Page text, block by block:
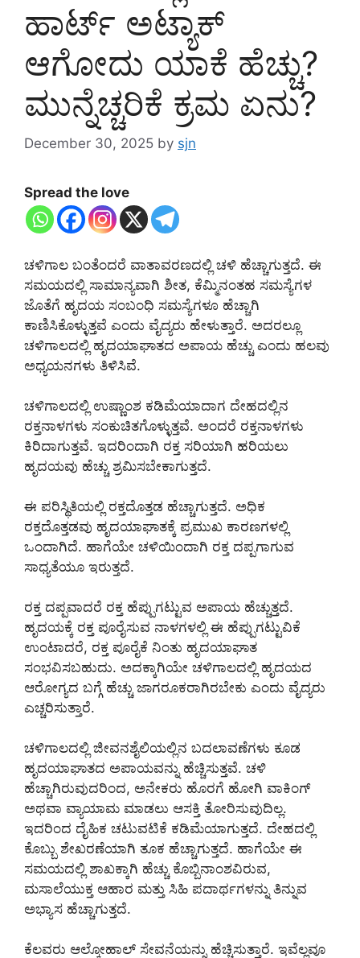
ಹಾರ್ಟ್ ಅಟ್ಯಾಕ್
ಆಗೋದು ಯಾಕೆ ಹೆಚ್ಚು?
ಮುನ್ನೆಚ್ಚರಿಕೆ ಕ್ರಮ ಏನು?
December 30, 2025 by sjn
Spread the love
ಚಳಿಗಾಲ ಬಂತೆಂದರೆ ವಾತಾವರಣದಲ್ಲಿ ಚಳಿ ಹೆಚ್ಚಾಗುತ್ತದೆ. ಈ
ಸಮಯದಲ್ಲಿ ಸಾಮಾನ್ಯವಾಗಿ ಶೀತ, ಕೆಮ್ಮಿನಂತಹ ಸಮಸ್ಯೆಗಳ
ಜೊತೆಗೆ ಹೃದಯ ಸಂಬಂಧಿ ಸಮಸ್ಯೆಗಳೂ ಹೆಚ್ಚಾಗಿ
ಕಾಣಿಸಿಕೊಳ್ಳುತ್ತವೆ ಎಂದು ವೈದ್ಯರು ಹೇಳುತ್ತಾರೆ. ಅದರಲ್ಲೂ
ಚಳಿಗಾಲದಲ್ಲಿ ಹೃದಯಾಘಾತದ ಅಪಾಯ ಹೆಚ್ಚು ಎಂದು ಹಲವು
ಅಧ್ಯಯನಗಳು ತಿಳಿಸಿವೆ.
ಚಳಿಗಾಲದಲ್ಲಿ ಉಷ್ಣಾಂಶ ಕಡಿಮೆಯಾದಾಗ ದೇಹದಲ್ಲಿನ
ರಕ್ತನಾಳಗಳು ಸಂಕುಚಿತಗೊಳ್ಳುತ್ತವೆ. ಅಂದರೆ ರಕ್ತನಾಳಗಳು
ಕಿರಿದಾಗುತ್ತವೆ. ಇದರಿಂದಾಗಿ ರಕ್ತ ಸರಿಯಾಗಿ ಹರಿಯಲು
ಹೃದಯವು ಹೆಚ್ಚು ಶ್ರಮಿಸಬೇಕಾಗುತ್ತದೆ.
ಈ ಪರಿಸ್ಥಿತಿಯಲ್ಲಿ ರಕ್ತದೊತ್ತಡ ಹೆಚ್ಚಾಗುತ್ತದೆ. ಅಧಿಕ
ರಕ್ತದೊತ್ತಡವು ಹೃದಯಾಘಾತಕ್ಕೆ ಪ್ರಮುಖ ಕಾರಣಗಳಲ್ಲಿ
ಒಂದಾಗಿದೆ. ಹಾಗೆಯೇ ಚಳಿಯಿಂದಾಗಿ ರಕ್ತ ದಪ್ಪಗಾಗುವ
ಸಾಧ್ಯತೆಯೂ ಇರುತ್ತದೆ.
ರಕ್ತ ದಪ್ಪವಾದರೆ ರಕ್ತ ಹೆಪ್ಪುಗಟ್ಟುವ ಅಪಾಯ ಹೆಚ್ಚುತ್ತದೆ.
ಹೃದಯಕ್ಕೆ ರಕ್ತ ಪೂರೈಸುವ ನಾಳಗಳಲ್ಲಿ ಈ ಹೆಪ್ಪುಗಟ್ಟುವಿಕೆ
ಉಂಟಾದರೆ, ರಕ್ತ ಪೂರೈಕೆ ನಿಂತು ಹೃದಯಾಘಾತ
ಸಂಭವಿಸಬಹುದು. ಅದಕ್ಕಾಗಿಯೇ ಚಳಿಗಾಲದಲ್ಲಿ ಹೃದಯದ
ಆರೋಗ್ಯದ ಬಗ್ಗೆ ಹೆಚ್ಚು ಜಾಗರೂಕರಾಗಿರಬೇಕು ಎಂದು ವೈದ್ಯರು
ಎಚ್ಚರಿಸುತ್ತಾರೆ.
ಚಳಿಗಾಲದಲ್ಲಿ ಜೀವನಶೈಲಿಯಲ್ಲಿನ ಬದಲಾವಣೆಗಳು ಕೂಡ
ಹೃದಯಾಘಾತದ ಅಪಾಯವನ್ನು ಹೆಚ್ಚಿಸುತ್ತವೆ. ಚಳಿ
ಹೆಚ್ಚಾಗಿರುವುದರಿಂದ, ಅನೇಕರು ಹೊರಗೆ ಹೋಗಿ ವಾಕಿಂಗ್
ಅಥವಾ ವ್ಯಾಯಾಮ ಮಾಡಲು ಆಸಕ್ತಿ ತೋರಿಸುವುದಿಲ್ಲ.
ಇದರಿಂದ ದೈಹಿಕ ಚಟುವಟಿಕೆ ಕಡಿಮೆಯಾಗುತ್ತದೆ. ದೇಹದಲ್ಲಿ
ಕೊಬ್ಬು ಶೇಖರಣೆಯಾಗಿ ತೂಕ ಹೆಚ್ಚಾಗುತ್ತದೆ. ಹಾಗೆಯೇ ಈ
ಸಮಯದಲ್ಲಿ ಶಾಖಕ್ಕಾಗಿ ಹೆಚ್ಚು ಕೊಬ್ಬಿನಾಂಶವಿರುವ,
ಮಸಾಲೆಯುಕ್ತ ಆಹಾರ ಮತ್ತು ಸಿಹಿ ಪದಾರ್ಥಗಳನ್ನು ತಿನ್ನುವ
ಅಭ್ಯಾಸ ಹೆಚ್ಚಾಗುತ್ತದೆ.
ಕೆಲವರು ಆಲ್ಕೋಹಾಲ್ ಸೇವನೆಯನ್ನು ಹೆಚ್ಚಿಸುತ್ತಾರೆ. ಇವೆಲ್ಲವೂ